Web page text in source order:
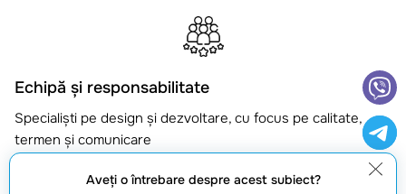
Echipă și responsabilitate
Specialiști pe design și dezvoltare, cu focus pe calitate,
termen și comunicare
Aveţi o întrebare despre acest subiect?